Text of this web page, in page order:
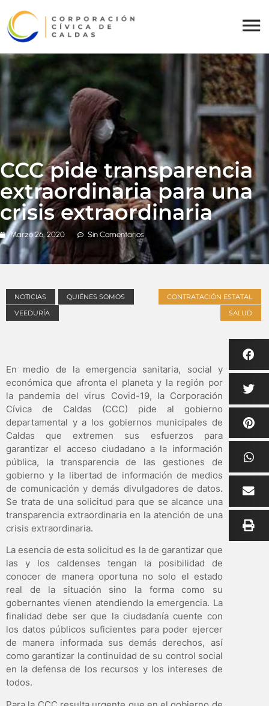
CCC pide transparencia
extraordinaria para una
crisis extraordinaria
Marzo 26, 2020 Sin Comentarios
En medio de la emergencia sanitaria, social y
económica que afronta el planeta y la región por
la pandemia del virus Covid-19, la Corporación
Cívica de Caldas (CCC) pide al gobierno
departamental y a los gobiernos municipales de
Caldas que extremen sus esfuerzos para
garantizar el acceso ciudadano a la información
pública, la transparencia de las gestiones de
gobierno y la libertad de información de medios
de comunicación y demás divulgadores de datos.
Se trata de una solicitud para que se alcance una
transparencia extraordinaria en la atención de una
crisis extraordinaria.
La esencia de esta solicitud es la de garantizar que
las y los caldenses tengan la posibilidad de
conocer de manera oportuna no solo el estado
real de la situación sino la forma como su
gobernantes vienen atendiendo la emergencia. La
finalidad debe ser que la ciudadanía cuente con
los datos públicos suficientes para poder ejercer
de manera informada sus demás derechos, así
como garantizar la continuidad de su control social
en la defensa de los recursos y los intereses de
todos.
NOTICIAS
QUIÉNES SOMOS
VEEDURÍA
CONTRATACIÓN ESTATAL
SALUD